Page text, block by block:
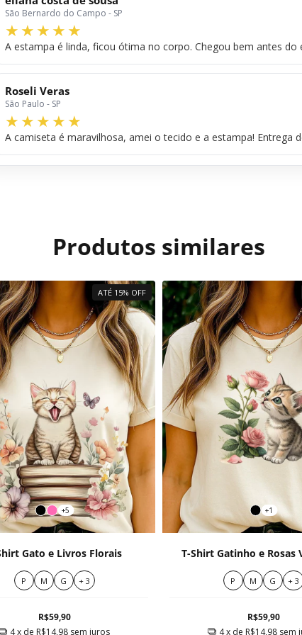
São Bernardo do Campo - SP
A estampa é linda, ficou ótima no corpo. Chegou bem antes do
Roseli Veras
São Paulo - SP
A camiseta é maravilhosa, amei o tecido e a estampa! Entrega
Produtos similares
ATÉ 15% OFF
+5
Gato e Livros Florais
P M G + 3
R$59,90
4x de R$14,98 sem juros
+1
T-Shirt Gatinho e Rosas
P M G + 3
R$59,90
4x de R$14,98 sem